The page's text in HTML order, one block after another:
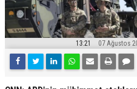
13:21 07 Ağustos